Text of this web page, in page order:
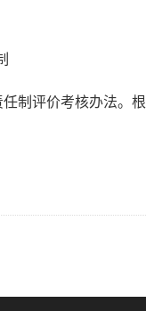
制评价考核办法。